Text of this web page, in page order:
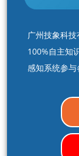
广州技象科
100%自主知
感知系统参与